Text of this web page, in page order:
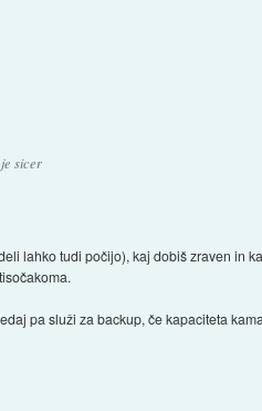
sicer
lahko tudi počijo), kaj dobiš zraven in
pa služi za backup, če kapaciteta